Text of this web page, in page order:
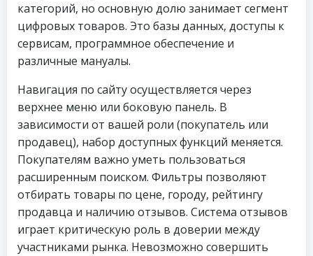
категорий, но основную долю занимает сегмент
цифровых товаров. Это базы данных, доступы к
сервисам, программное обеспечение и
различные мануалы.
Навигация по сайту осуществляется через
верхнее меню или боковую панель. В
зависимости от вашей роли (покупатель или
продавец), набор доступных функций меняется.
Покупателям важно уметь пользоваться
расширенным поиском. Фильтры позволяют
отбирать товары по цене, городу, рейтингу
продавца и наличию отзывов. Система отзывов
играет критическую роль в доверии между
участниками рынка. Невозможно совершить